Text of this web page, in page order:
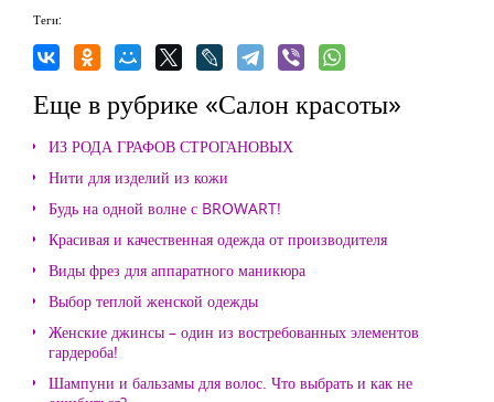
Теги:
Еще в рубрике «Салон красоты»
ИЗ РОДА ГРАФОВ СТРОГАНОВЫХ
Нити для изделий из кожи
Будь на одной волне с BROWART!
Красивая и качественная одежда от производителя
Виды фрез для аппаратного маникюра
Выбор теплой женской одежды
Женские джинсы – один из востребованных элементов
гардероба!
Шампуни и бальзамы для волос. Что выбрать и как не